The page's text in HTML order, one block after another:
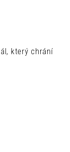
který chrání